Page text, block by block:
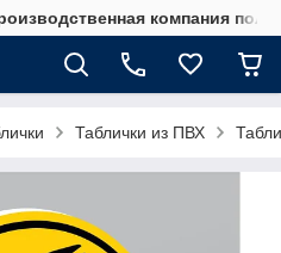
компания
Таблички из ПВХ